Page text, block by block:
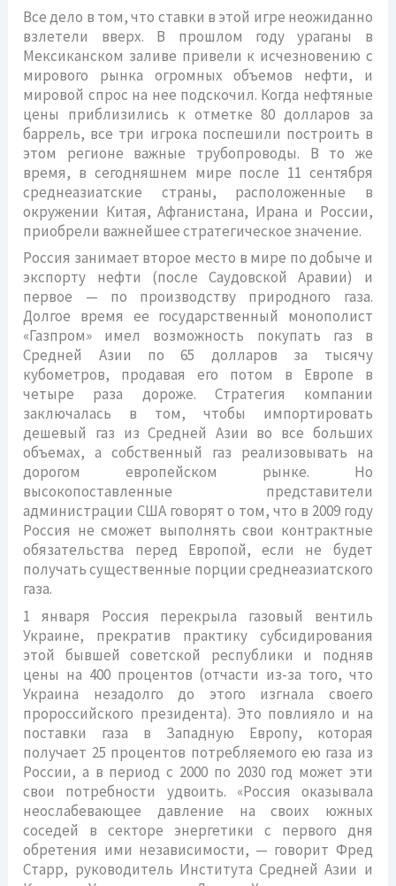
Все дело в том, что ставки в этой игре неожиданно
взлетели вверх. В прошлом году ураганы в
Мексиканском заливе привели к исчезновению с
мирового рынка огромных объемов нефти, и
мировой спрос на нее подскочил. Когда нефтяные
цены приблизились к отметке 80 долларов за
баррель, все три игрока поспешили построить в
этом регионе важные трубопроводы. В то же
время, в сегодняшнем мире после 11 сентября
среднеазиатские страны, расположенные в
окружении Китая, Афганистана, Ирана и России,
приобрели важнейшее стратегическое значение.
Россия занимает второе место в мире по добыче и
экспорту нефти (после Саудовской Аравии) и
первое — по производству природного газа.
Долгое время ее государственный монополист
«Газпром» имел возможность покупать газ в
Средней Азии по 65 долларов за тысячу
кубометров, продавая его потом в Европе в
четыре раза дороже. Стратегия компании
заключалась в том, чтобы импортировать
дешевый газ из Средней Азии во все больших
объемах, а собственный газ реализовывать на
дорогом европейском рынке. Но
высокопоставленные представители
администрации США говорят о том, что в 2009 году
Россия не сможет выполнять свои контрактные
обязательства перед Европой, если не будет
получать существенные порции среднеазиатского
газа.
1 января Россия перекрыла газовый вентиль
Украине, прекратив практику субсидирования
этой бывшей советской республики и подняв
цены на 400 процентов (отчасти из-за того, что
Украина незадолго до этого изгнала своего
пророссийского президента). Это повлияло и на
поставки газа в Западную Европу, которая
получает 25 процентов потребляемого ею газа из
России, а в период с 2000 по 2030 год может эти
свои потребности удвоить. «Россия оказывала
неослабевающее давление на своих южных
соседей в секторе энергетики с первого дня
обретения ими независимости, — говорит Фред
Старр, руководитель Института Средней Азии и